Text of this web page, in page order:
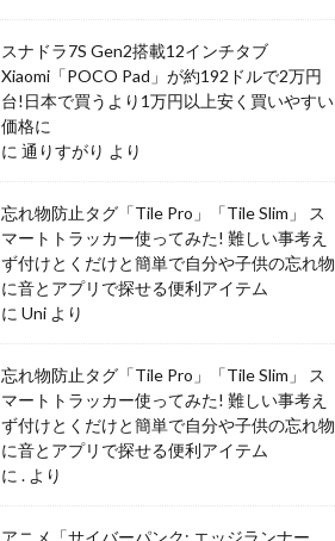
スナドラ7S Gen2搭載12インチタブ
Xiaomi「POCO Pad」が約192ドルで2万円
台!日本で買うより1万円以上安く買いやすい
価格に
に 通りすがり より
忘れ物防止タグ「Tile Pro」「Tile Slim」 ス
マートトラッカー使ってみた! 難しい事考え
ず付けとくだけと簡単で自分や子供の忘れ物
に音とアプリで探せる便利アイテム
に Uni より
忘れ物防止タグ「Tile Pro」「Tile Slim」 ス
マートトラッカー使ってみた! 難しい事考え
ず付けとくだけと簡単で自分や子供の忘れ物
に音とアプリで探せる便利アイテム
に . より
アニメ「サイバーパンク: エッジランナー